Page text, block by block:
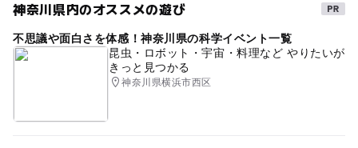
＝＝＝＝＝＝＝＝＝＝＝＝＝＝＝＝＝＝＝＝
＜お知らせ＞
感染症予防に関するご協力のお願いとご案内
http://bit.ly/38H6Lz2
ロナウイルス感染拡大防止ガイドライン(2020年6月19日
タグ
AsMama 横浜 無料 交流 子育て 親子
神奈川県内のオススメの遊び
不思議や面白さを体感！神奈川県の科学イベント一覧
昆虫・ロボット・宇宙・料理など やりたいが
きっと見つかる
神奈川県横浜市西区